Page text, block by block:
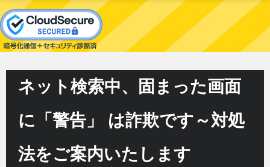
ネット検索中、固まった画面
に「警告」 は詐欺です～対処
法をご案内いたします